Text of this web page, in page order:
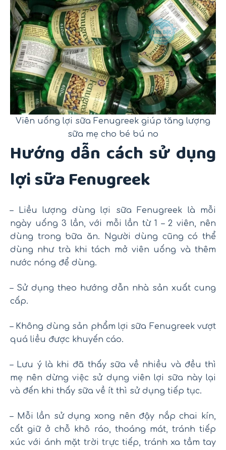
Viên uống lợi sữa Fenugreek giúp tăng lượng
sữa mẹ cho bé bú no
Hướng dẫn cách sử dụng
lợi sữa Fenugreek
– Liều lượng dùng lợi sữa Fenugreek là mỗi
ngày uống 3 lần, với mỗi lần từ 1 – 2 viên, nên
dùng trong bữa ăn. Người dùng cũng có thể
dùng như trà khi tách mở viên uống và thêm
nước nóng để dùng.
– Sử dụng theo hướng dẫn nhà sản xuất cung
cấp.
– Không dùng sản phẩm lợi sữa Fenugreek vượt
quá liều được khuyến cáo.
– Lưu ý là khi đã thấy sữa về nhiều và đều thì
mẹ nên dừng việc sử dụng viên lợi sữa này lại
và đến khi thấy sữa về ít thì sử dụng tiếp tục.
– Mỗi lần sử dụng xong nên đậy nắp chai kín,
cất giữ ở chỗ khô ráo, thoáng mát, tránh tiếp
xúc với ánh mặt trời trực tiếp, tránh xa tầm tay